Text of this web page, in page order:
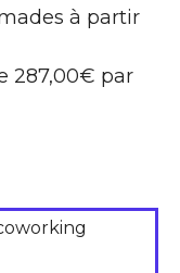
à partir
287,00€ par